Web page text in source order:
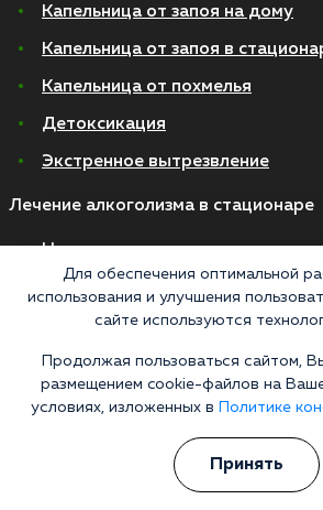
Капельница от запоя на дому
Капельница от запоя в
Капельница от похмелья
Детоксикация
Экстренное вытрезвление
Лечение алкоголизма в стационаре
На дому
В стационаре
Амбулаторно
Хронический алкоголизм
Женский алкоголизм
Пивной алкоголизм
© 2026 Все права защищены
Для обеспечения оптимальной
использования и улучшения
сайте используются
Продолжая пользоваться сайтом,
размещением cookie-файлов на
условиях, изложенных в
Политике
Принять